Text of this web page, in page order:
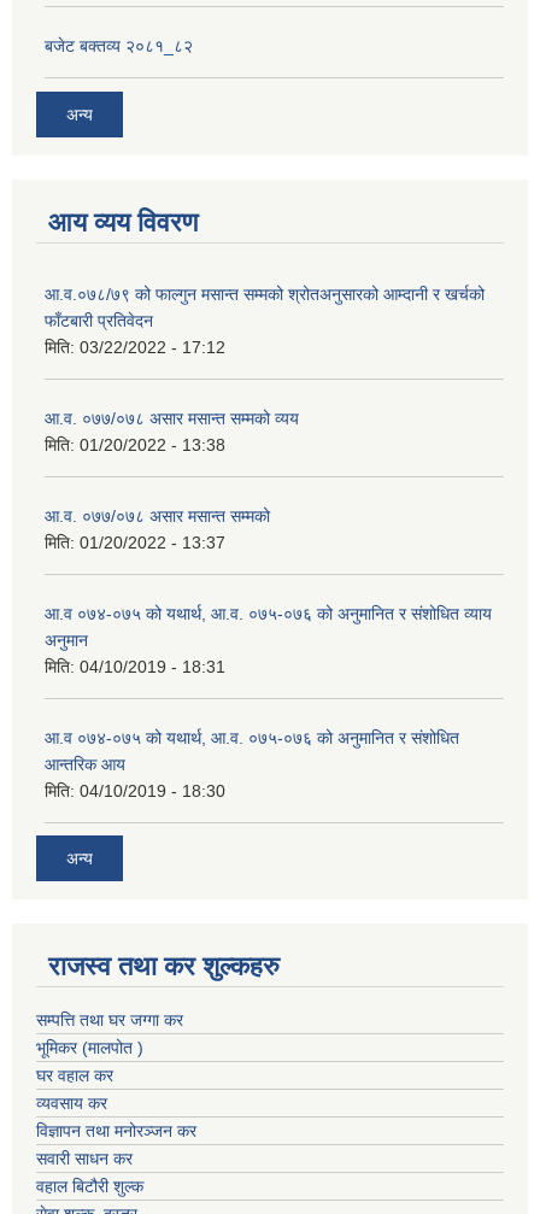
बजेट बक्तव्य २०८१_८२
अन्य
आय व्यय विवरण
आ.व.०७८/७९ को फाल्गुन मसान्त सम्मको श्रोतअनुसारको आम्दानी र खर्चको
फाँटबारी प्रतिवेदन
मिति: 03/22/2022 - 17:12
आ.व. ०७७/०७८ असार मसान्त सम्मको व्यय
मिति: 01/20/2022 - 13:38
आ.व. ०७७/०७८ असार मसान्त सम्मको
मिति: 01/20/2022 - 13:37
आ.व ०७४-०७५ को यथार्थ, आ.व. ०७५-०७६ को अनुमानित र संशोधित व्याय
अनुमान
मिति: 04/10/2019 - 18:31
आ.व ०७४-०७५ को यथार्थ, आ.व. ०७५-०७६ को अनुमानित र संशोधित
आन्तरिक आय
मिति: 04/10/2019 - 18:30
अन्य
राजस्व तथा कर शुल्कहरु
सम्पत्ति तथा घर जग्गा कर
भूमिकर (मालपोत )
घर वहाल कर
व्यवसाय कर
विज्ञापन तथा मनोरञ्जन कर
सवारी साधन कर
वहाल बिटौरी शुल्क